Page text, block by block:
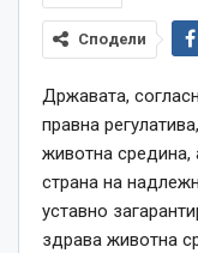
Сподели
Државата,
правна
животна средина,
страна на
уставно
здрава животна